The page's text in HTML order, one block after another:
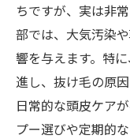
効果的
新
自然と科
頭皮ケア
抜け毛予防の
ちですが、実は非
部では、大気汚染
響を与えます。特
進し、抜け毛の原
日常的な頭皮ケア
プー選びや定期的